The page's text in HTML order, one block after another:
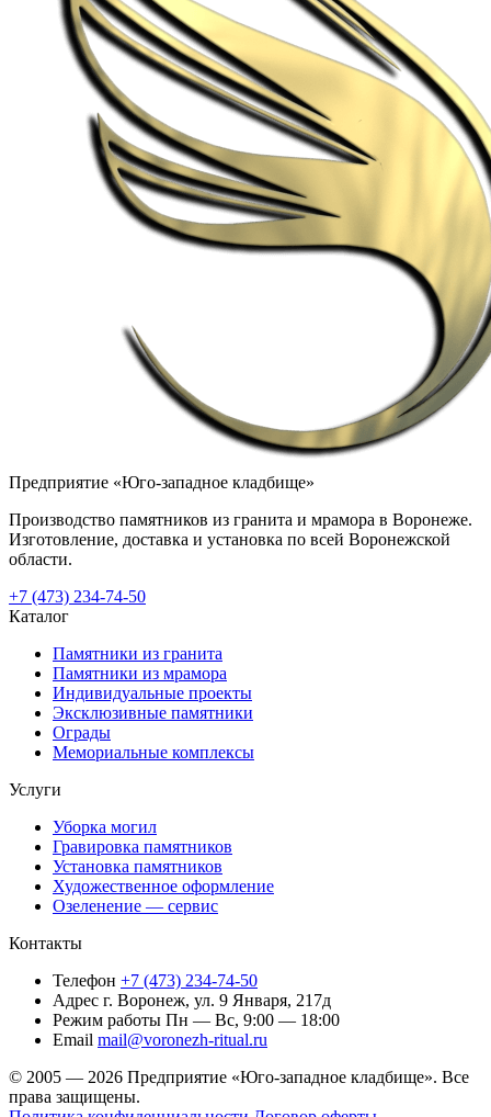
Предприятие «Юго-западное кладбище»
Производство памятников из гранита и мрамора в Воронеже.
Изготовление, доставка и установка по всей Воронежской
области.
+7 (473) 234-74-50
Каталог
Памятники из гранита
Памятники из мрамора
Индивидуальные проекты
Эксклюзивные памятники
Ограды
Мемориальные комплексы
Услуги
Уборка могил
Гравировка памятников
Установка памятников
Художественное оформление
Озеленение — сервис
Контакты
Телефон +7 (473) 234-74-50
Адрес г. Воронеж, ул. 9 Января, 217д
Режим работы Пн — Вс, 9:00 — 18:00
Email mail@voronezh-ritual.ru
© 2005 — 2026 Предприятие «Юго-западное кладбище». Все
права защищены.